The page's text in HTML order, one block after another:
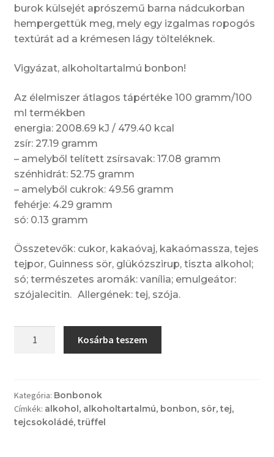
burok külsejét aprószemű barna nádcukorban
hempergettük meg, mely egy izgalmas ropogós
textúrát ad a krémesen lágy tölteléknek.
Vigyázat, alkoholtartalmú bonbon!
Az élelmiszer átlagos tápértéke 100 gramm/100
ml termékben
energia: 2008.69 kJ / 479.40 kcal
zsír: 27.19 gramm
– amelyből telített zsírsavak: 17.08 gramm
szénhidrát: 52.75 gramm
– amelyből cukrok: 49.56 gramm
fehérje: 4.29 gramm
só: 0.13 gramm
Összetevők: cukor, kakaóvaj, kakaómassza, tejes
tejpor, Guinness sör, glükózszirup, tiszta alkohol;
só; természetes aromák: vanília; emulgeátor:
szójalecitin. Allergének: tej, szója.
Kosárba teszem
Kategória: Bonbonok
Címkék: alkohol, alkoholtartalmú, bonbon, sör,tej,
tejcsokoládé,trüffel